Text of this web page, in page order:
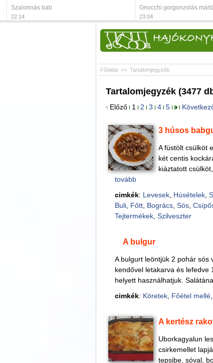
Szalonnás bab
22:14
Gnocchi gorgonzolás
23:04
Főoldal >> Tartalomjegyzék
Tartalomjegyzék (3477
Előző 1 2 3 4 5
3 húsos
A füstölt csülköt
két centis
kiáztatott
tovább
cimkék: Levesek, Húsételek,
Buli, Főtt, Bogrács, Sós,
Tejtermékek, Szilveszter
A bulgur
A bulgurt leöntjük 2 pohár sós
kendővel letakarva és lefedve
helyett használhatjuk.
cimkék: Köretek, Főétel mellé,
A kertész
Uborkagyalun
csirkemellet
tepsibe, sóval,